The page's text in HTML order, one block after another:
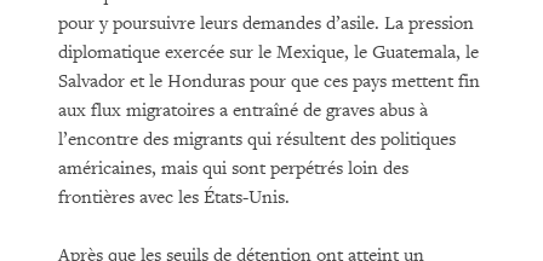
pour y poursuivre leurs demandes d’asile. La pression
diplomatique exercée sur le Mexique, le Guatemala, le
Salvador et le Honduras pour que ces pays mettent fin
aux flux migratoires a entraîné de graves abus à
l’encontre des migrants qui résultent des politiques
américaines, mais qui sont perpétrés loin des
frontières avec les États-Unis.
Après que les seuils de détention ont atteint un